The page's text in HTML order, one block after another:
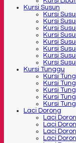
Kursi Susun
Kursi
Kursi
Kursi
Kursi
Kursi
Kursi
Kursi
Kursi
Kursi Tunggu
Kursi
Kursi
Kursi
Kursi
Kursi
Laci Dorong
Laci
Laci
Laci
Laci